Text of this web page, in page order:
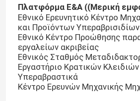
Επικοινωνήστε μαζί μας
Ζητήστε μια προσφορά
Βιομηχανικά αποσπώμενα
Πλατφόρμα Ε&Α ((Μερική
Εθνικό Ερευνητικό Κέντρο
και Προϊόντων Υπεραβρισιδίων
Εθνικό Κέντρο Προώθησης
εργαλείων ακριβείας
Εθνικός Σταθμός
Εργαστήριο Κρατικών Κλειδιών
Υπεραβραστικά
Κέντρο Ερευνών Μηχανικής